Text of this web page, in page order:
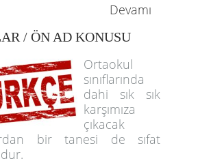
Devamı
/ ÖN AD KONUSU
Ortaokul
sınıflarında
dahi sık sık
karşımıza
çıkacak
bir tanesi de sıfat